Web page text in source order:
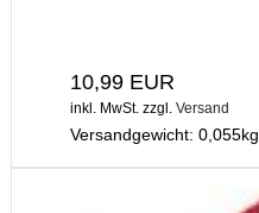
10,99 EUR
inkl. MwSt. zzgl. Versand
Versandgewicht: 0,055kg